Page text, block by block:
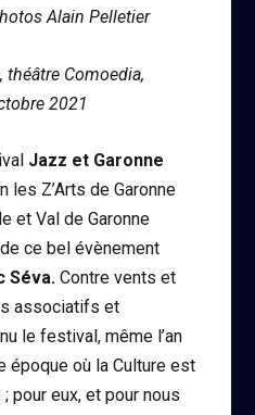
Alain Pelletier
théâtre Comoedia,
2021
Jazz et Garonne
les Z’Arts de Garonne
et Val de Garonne
ce bel évènement
Séva. Contre vents et
associatifs et
le festival, même l’an
époque où la Culture est
pour eux, et pour nous